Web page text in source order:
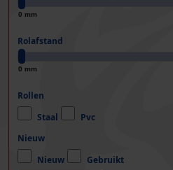
0 mm
Rolafstand
0 mm
Rollen
Staal
Pvc
Nieuw
Nieuw
Gebruikt